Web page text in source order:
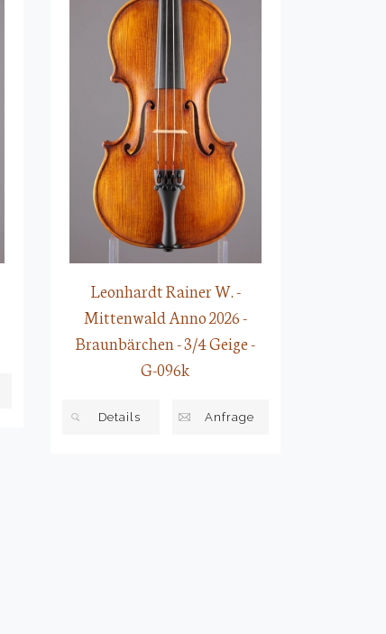
Leonhardt Rainer W. -
Mittenwald Anno 2026 -
Braunbärchen - 3/4 Geige -
G-096k
Details Anfrage